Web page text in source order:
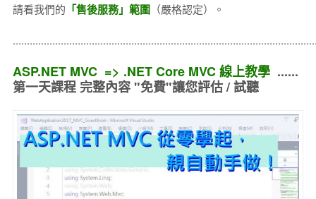
請看我們的 「售後服務」範圍（嚴格認定）。
ASP.NET MVC => .NET Core MVC 線上教學......
第一天課程 完整內容 "免費"讓您評估 / 試聽